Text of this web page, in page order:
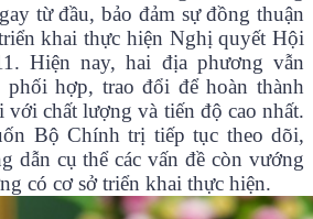
từ đầu, bảo đảm sự đồng thuận
khai thực hiện Nghị quyết Hội
Hiện nay, hai địa phương vẫn
phối hợp, trao đổi để hoàn thành
với chất lượng và tiến độ cao nhất.
Bộ Chính trị tiếp tục theo dõi,
dẫn cụ thể các vấn đề còn vướng
có cơ sở triển khai thực hiện.